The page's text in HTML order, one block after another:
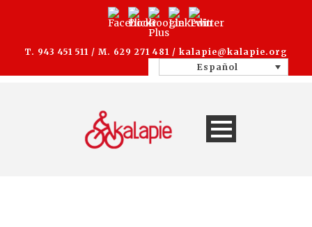
T. 943 451 511 / M. 629 271 481 / kalapie@kalapie.org
Español